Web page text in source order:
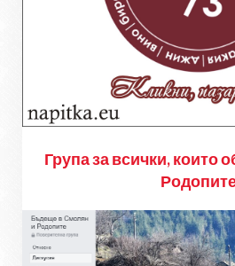
Група за всички, които